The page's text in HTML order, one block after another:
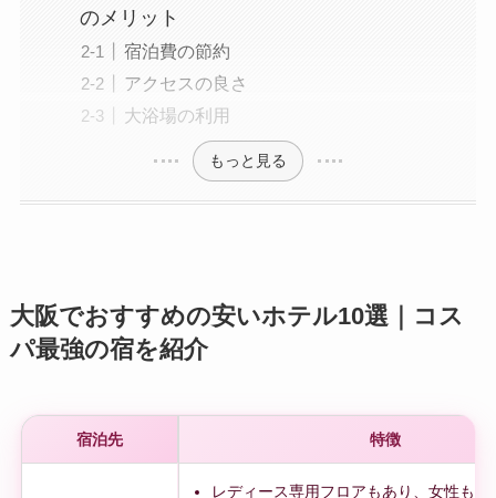
のメリット
宿泊費の節約
アクセスの良さ
大浴場の利用
もっと見る
大阪でおすすめの安いホテル10選｜コス
パ最強の宿を紹介
宿泊先 特徴
レディース専用フロアもあり、女性も安